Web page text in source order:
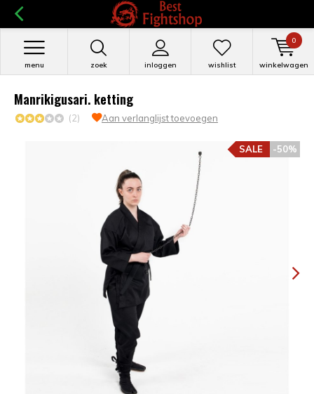
zoek inloggen
menu wishlist winkelwagen
0
Manrikigusari. ketting
(2) Aan verlanglijst toevoegen
-50%
SALE